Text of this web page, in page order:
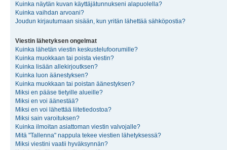
Kuinka näytän kuvan käyttäjätunnukseni alapuolella?
Kuinka vaihdan arvoani?
Joudun kirjautumaan sisään, kun yritän lähettää sähköpostia?
Viestin lähetyksen ongelmat
Kuinka lähetän viestin keskustelufoorumille?
Kuinka muokkaan tai poista viestin?
Kuinka lisään allekirjoutksen?
Kuinka luon äänestyksen?
Kuinka muokkaan tai poistan äänestyksen?
Miksi en pääse tietyille alueille?
Miksi en voi äänestää?
Miksi en voi lähettää liitetiedostoa?
Miksi sain varoituksen?
Kuinka ilmoitan asiattoman viestin valvojalle?
Mitä "Tallenna" nappula tekee viestien lähetyksessä?
Miksi viestini vaatii hyväksynnän?